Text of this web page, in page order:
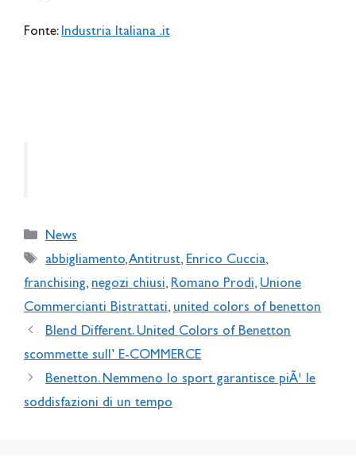
Fonte: Industria Italiana .it
Categories
News
Tags
abbigliamento,Antitrust, Enrico Cuccia,
franchising, negozi chiusi, Romano Prodi, Unione
Commercianti Bistrattati, united colors of benetton
Blend Different. United Colors of Benetton
scommette sull’ E-COMMERCE
Benetton. Nemmeno lo sport garantisce piÃ¹ le
soddisfazioni di un tempo